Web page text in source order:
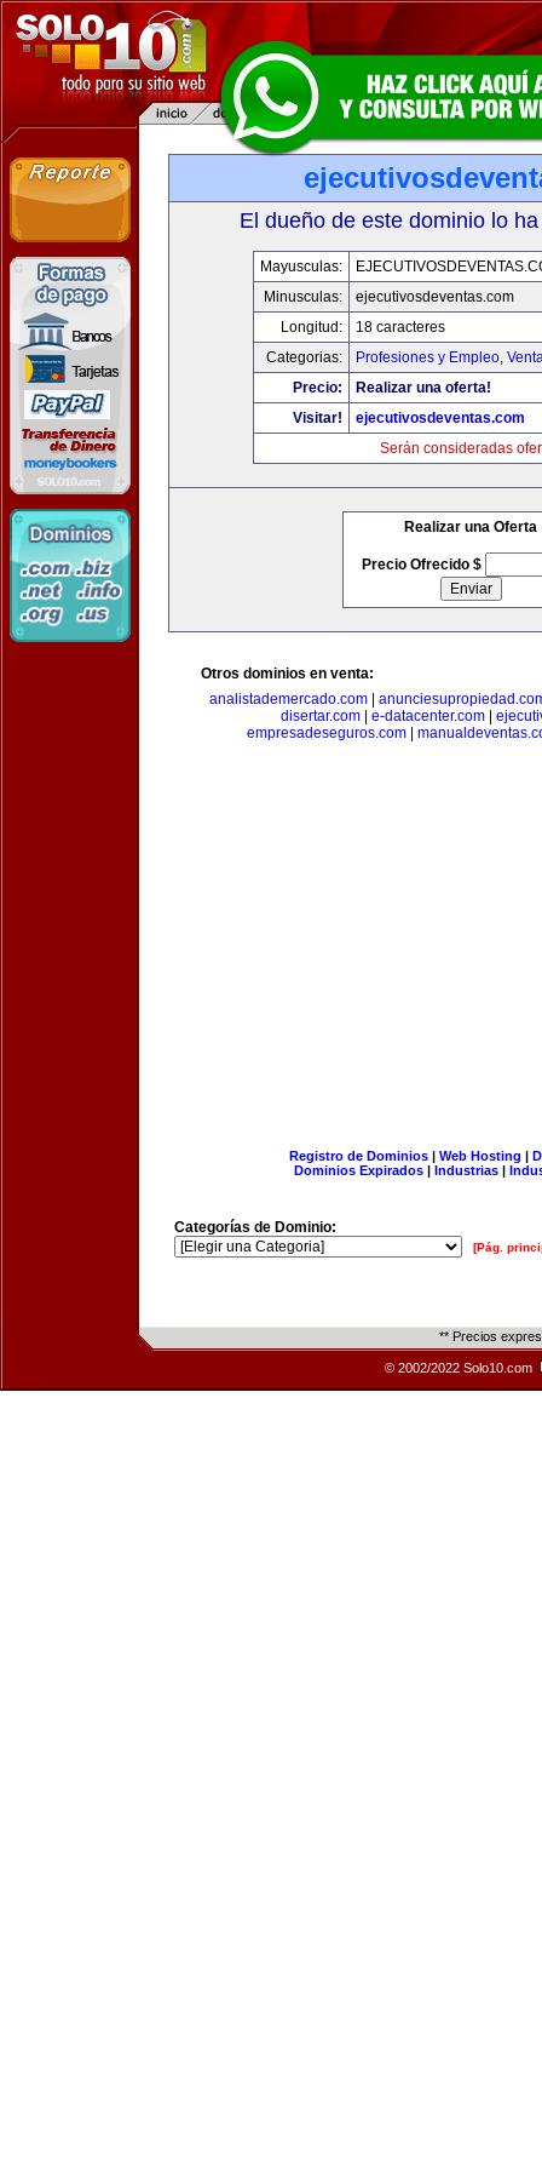
El dueño de este dominio lo
Mayusculas:
Minusculas:
ejecutivosdeventas.com
Longitud:
18 caracteres
Categorias:
Profesiones y Empleo,
Precio:
Realizar una oferta!
Visitar!
ejecutivosdeventas.com
Serán consideradas
Realizar una Oferta
Precio Ofrecido $
Otros dominios en venta:
analistademercado.com
disertar.com| e-datacenter.com|
empresadeseguros.com
Registro de Dominios| Web Hosting |
Dominios Expirados | Industrias |
Categorías de Dominio:
[Pág.
** Precios
© 2002/2022 Solo10.com